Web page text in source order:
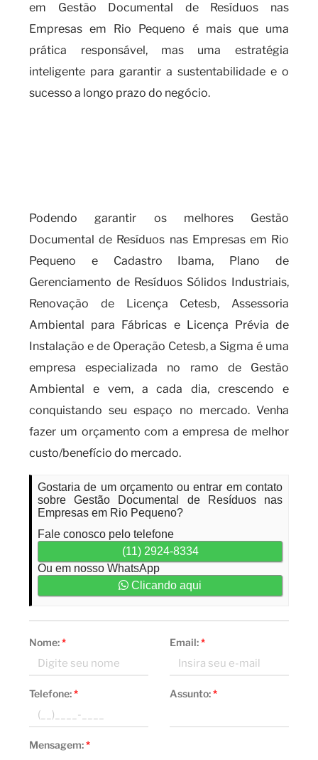
em Gestão Documental de Resíduos nas
Empresas em Rio Pequeno é mais que uma
prática responsável, mas uma estratégia
inteligente para garantir a sustentabilidade e o
sucesso a longo prazo do negócio.
Podendo garantir os melhores Gestão
Documental de Resíduos nas Empresas em Rio
Pequeno e Cadastro Ibama, Plano de
Gerenciamento de Resíduos Sólidos Industriais,
Renovação de Licença Cetesb, Assessoria
Ambiental para Fábricas e Licença Prévia de
Instalação e de Operação Cetesb, a Sigma é uma
empresa especializada no ramo de Gestão
Ambiental e vem, a cada dia, crescendo e
conquistando seu espaço no mercado. Venha
fazer um orçamento com a empresa de melhor
custo/benefício do mercado.
Gostaria de um orçamento ou entrar em contato
sobre Gestão Documental de Resíduos nas
Empresas em Rio Pequeno?
Fale conosco pelo telefone
(11) 2924-8334
Ou em nosso WhatsApp
Clicando aqui
Nome:* Email:*
Telefone:* Assunto:*
Mensagem:*